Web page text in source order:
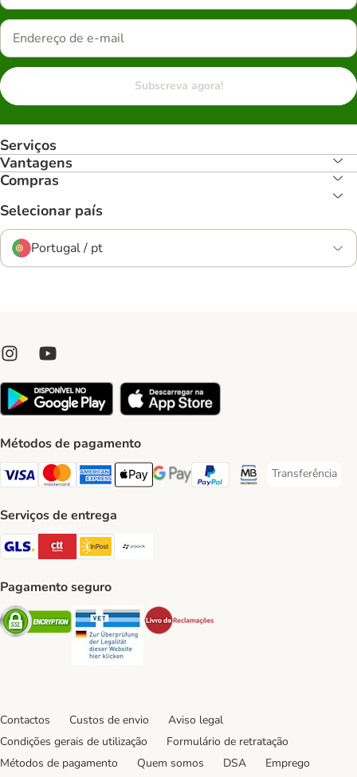
Subscreva agora!
Serviços
Vantagens
Compras
Selecionar país
Portugal / pt
Métodos de pagamento
Visa Payment Method
Mastercard Payment Method
American Express Payment Method
Apple Pay Payment Method
Google Pay Payment Method
PayPal Payment Method
Multibanco Payment
Transferência
Transferência
Serviços de entrega
GLS Shipping Method
CTTExpress Shipping Method
InPost Shipping Method
Pagamento seguro
Security Security
Contactos Custos de envio
Aviso legal
Condições gerais de utilização
Formulário de retratação
Métodos de pagamento
Quem somos DSA
Emprego